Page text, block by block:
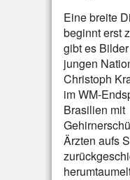
Eine breite
beginnt erst
gibt es
jungen
Christoph
im WM-
Brasilien mit
Ärzten aufs